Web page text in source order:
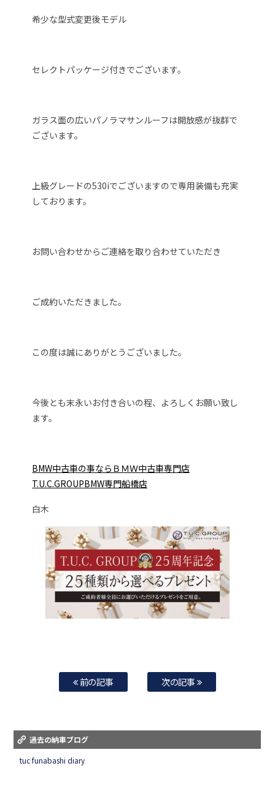
希少な型式変更後モデル
セレクトパッケージ付きでございます。
ガラス面の広いパノラマサンルーフは開放感が抜群で
ございます。
上級グレードの530iでございますので専用装備も充実
しております。
お問い合わせからご連絡を取り合わせていただき
ご成約いただきました。
この度は誠にありがとうございました。
今後とも末永いお付き合いの程、よろしくお願い致し
ます。
BMW中古車の事ならＢＭＷ中古車専門店
T.U.C.GROUPBMW専門船橋店
白木
前の記事 次の記事
過去の納車ブログ
tuc funabashi diary